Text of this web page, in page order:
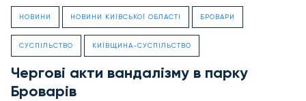
НОВИНИ НОВИНИ КИЇВСЬКОЇ ОБЛАСТІ БРОВАРИ
СУСПІЛЬСТВО КИЇВЩИНА-СУСПІЛЬСТВО
Чергові акти вандалізму в парку
Броварів